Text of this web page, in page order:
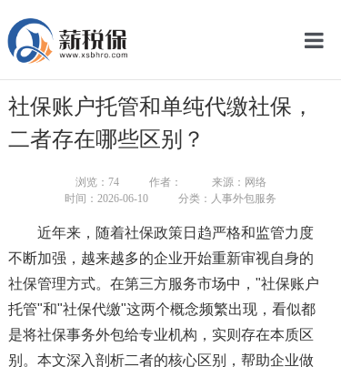
网
社保账户托管和单纯代缴社保，
二者存在哪些区别？
浏览： 74 作者：
来源：网络
时间：2026-06-10
分类：人事外包服务
近年来，随着社保政策日趋严格和监管力度
不断加强，越来越多的企业开始重新审视自身的
社保管理方式。在第三方服务市场中，"社保账户
托管"和"社保代缴"这两个概念频繁出现，看似都
是将社保事务外包给专业机构，实则存在本质区
别。本文深入剖析二者的核心区别，帮助企业做